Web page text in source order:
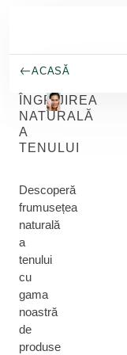
ACASĂ
ÎNGRIJIREA
NATURALĂ
A
TENULUI
Descoperă
frumusețea
naturală
a
tenului
cu
gama
noastră
de
produse